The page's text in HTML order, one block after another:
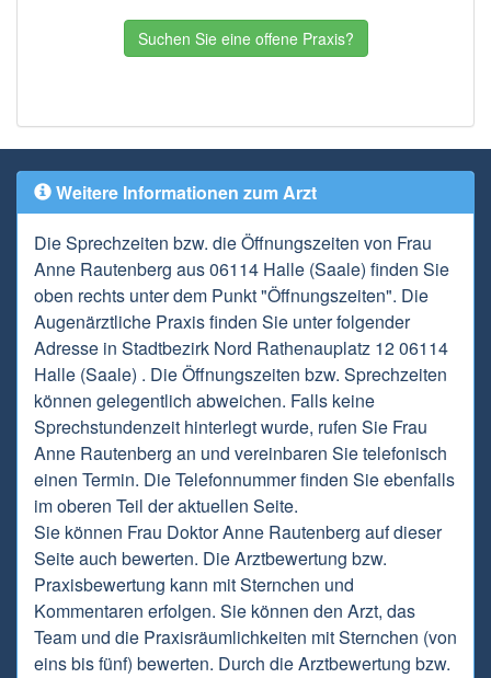
Suchen Sie eine offene Praxis?
Weitere Informationen zum Arzt
Die Sprechzeiten bzw. die Öffnungszeiten von Frau
Anne Rautenberg aus 06114 Halle (Saale) finden Sie
oben rechts unter dem Punkt "Öffnungszeiten". Die
Augenärztliche Praxis finden Sie unter folgender
Adresse in Stadtbezirk Nord Rathenauplatz 12 06114
Halle (Saale) . Die Öffnungszeiten bzw. Sprechzeiten
können gelegentlich abweichen. Falls keine
Sprechstundenzeit hinterlegt wurde, rufen Sie Frau
Anne Rautenberg an und vereinbaren Sie telefonisch
einen Termin. Die Telefonnummer finden Sie ebenfalls
im oberen Teil der aktuellen Seite.
Sie können Frau Doktor Anne Rautenberg auf dieser
Seite auch bewerten. Die Arztbewertung bzw.
Praxisbewertung kann mit Sternchen und
Kommentaren erfolgen. Sie können den Arzt, das
Team und die Praxisräumlichkeiten mit Sternchen (von
eins bis fünf) bewerten. Durch die Arztbewertung bzw.